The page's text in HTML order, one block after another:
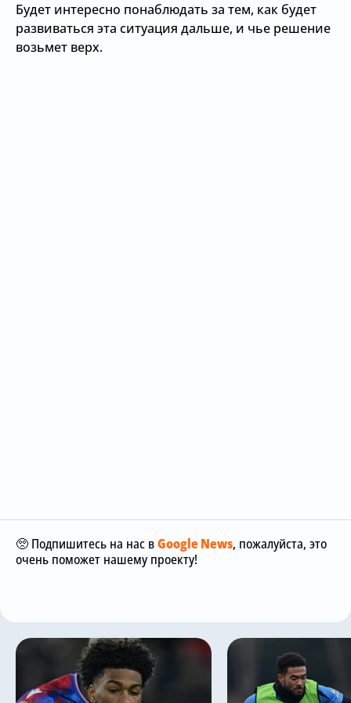
Будет интересно понаблюдать за тем, как будет
развиваться эта ситуация дальше, и чье решение
возьмет верх.
🥺 Подпишитесь на нас вGoogle News, пожалуйста, это
очень поможет нашему проекту!